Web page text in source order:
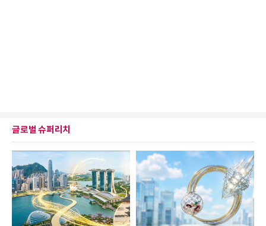
글로벌 슈퍼리치